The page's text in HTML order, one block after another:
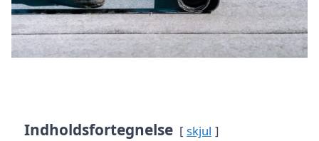
Indholdsfortegnelse skjul